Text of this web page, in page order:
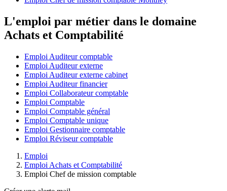
L'emploi par métier dans le domaine
Achats et Comptabilité
Emploi Auditeur comptable
Emploi Auditeur externe
Emploi Auditeur externe cabinet
Emploi Auditeur financier
Emploi Collaborateur comptable
Emploi Comptable
Emploi Comptable général
Emploi Comptable unique
Emploi Gestionnaire comptable
Emploi Réviseur comptable
Emploi
Emploi Achats et Comptabilité
Emploi Chef de mission comptable